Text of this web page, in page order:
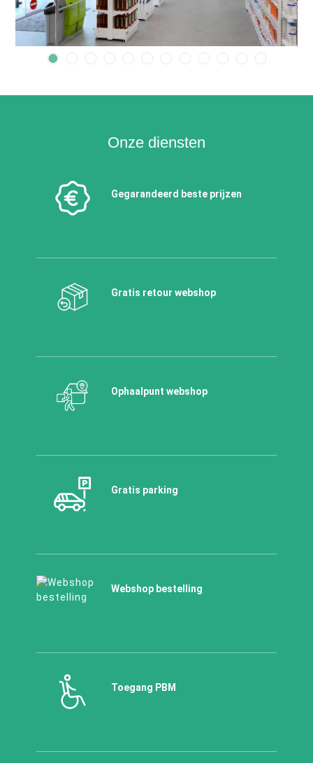
Onze diensten
Gegarandeerd beste prijzen
Gratis retour webshop
Ophaalpunt webshop
Gratis parking
Webshop bestelling
Toegang PBM